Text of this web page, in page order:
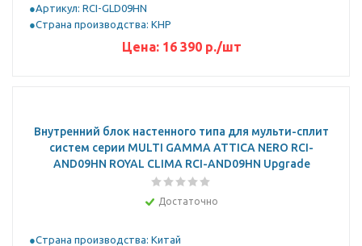
Артикул: RCI-GLD09HN
Страна производства: КНР
Цена: 16 390р./шт
Внутренний блок настенного типа для мульти-сплит
систем серии MULTI GAMMA ATTICA NERO RCI-
AND09HN ROYAL CLIMA RCI-AND09HN Upgrade
Достаточно
Страна производства: Китай